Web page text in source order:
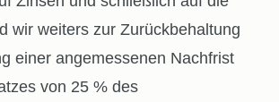
wir weiters zur Zurückbehaltung
einer angemessenen Nachfrist
von 25 % des